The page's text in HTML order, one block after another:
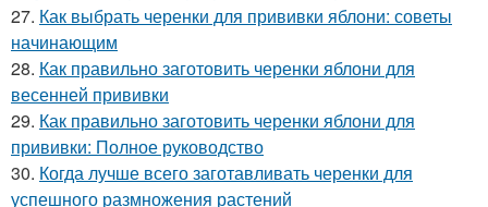
27. Как выбрать черенки для прививки яблони: советы
начинающим
28. Как правильно заготовить черенки яблони для
весенней прививки
29. Как правильно заготовить черенки яблони для
прививки: Полное руководство
30. Когда лучше всего заготавливать черенки для
успешного размножения растений